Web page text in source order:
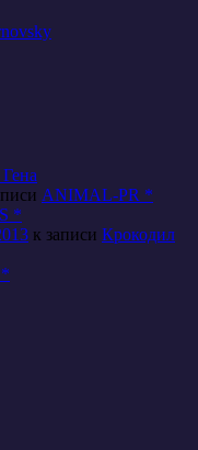
ANIMAL-PR *
*
к записи Крокодил